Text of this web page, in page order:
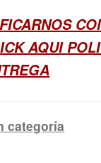
AQUI
categoría